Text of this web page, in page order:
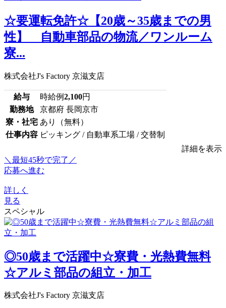
☆要運転免許☆【20歳～35歳までの男
性】 自動車部品の物流／ワンルーム
寮...
株式会社J's Factory 京滋支店
給与 時給例2,100円
勤務地
京都府 長岡京市
寮・社宅 あり（無料）
仕事内容 ピッキング / 自動車系工場 / 交替制
詳細を表示
＼最短45秒で完了／
応募へ進む
詳しく
見る
スペシャル
◎50歳まで活躍中☆寮費・光熱費無料
☆アルミ部品の組立・加工
株式会社J's Factory 京滋支店